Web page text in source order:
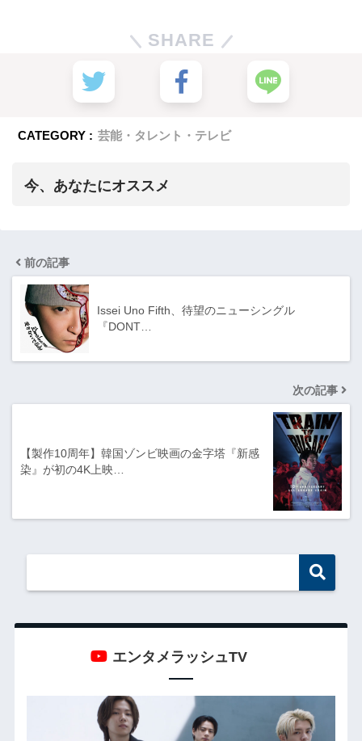
SHARE
CATEGORY : 芸能・タレント・テレビ
今、あなたにオススメ
前の記事
Issei Uno Fifth、待望のニューシングル
『DONT…
次の記事
【製作10周年】韓国ゾンビ映画の金字塔『新感
染』が初の4K上映…
エンタメラッシュTV